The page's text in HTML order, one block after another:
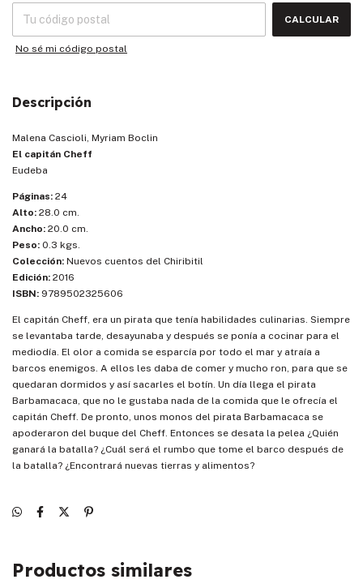
CALCULAR
No sé mi código postal
Descripción
Malena Cascioli, Myriam Boclin
El capitán Cheff
Eudeba
Páginas: 24
Alto: 28.0 cm.
Ancho: 20.0 cm.
Peso: 0.3 kgs.
Colección: Nuevos cuentos del Chiribitil
Edición: 2016
ISBN: 9789502325606
El capitán Cheff, era un pirata que tenía habilidades culinarias. Siempre
se levantaba tarde, desayunaba y después se ponía a cocinar para el
mediodía. El olor a comida se esparcía por todo el mar y atraía a
barcos enemigos. A ellos les daba de comer y mucho ron, para que se
quedaran dormidos y así sacarles el botín. Un día llega el pirata
Barbamacaca, que no le gustaba nada de la comida que le ofrecía el
capitán Cheff. De pronto, unos monos del pirata Barbamacaca se
apoderaron del buque del Cheff. Entonces se desata la pelea ¿Quién
ganará la batalla? ¿Cuál será el rumbo que tome el barco después de
la batalla? ¿Encontrará nuevas tierras y alimentos?
Productos similares